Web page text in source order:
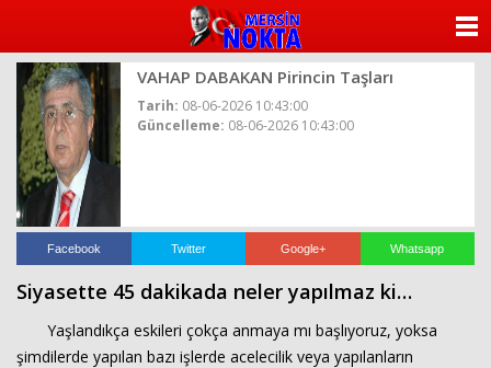
VAHAP DABAKAN Pirincin Taşları
Tarih: 08-06-2026 10:43:00
Güncelleme: 08-06-2026 10:43:00
Facebook Twitter Google+ Whatsapp
Siyasette 45 dakikada neler yapılmaz ki…
Yaşlandıkça eskileri çokça anmaya mı başlıyoruz, yoksa
şimdilerde yapılan bazı işlerde acelecilik veya yapılanların
KATEGORİLER
YAZARLAR
VİDEO GALERİ